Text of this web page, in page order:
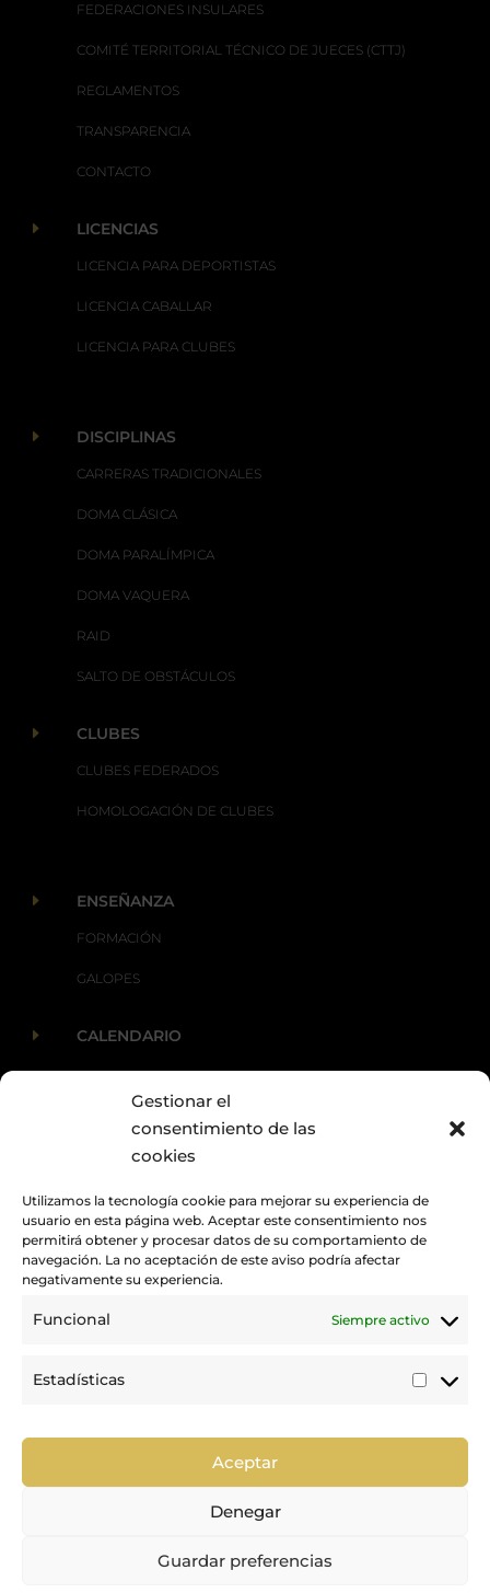
Gestionar el
consentimiento de las
cookies
Utilizamos la tecnología cookie para mejorar su experiencia de
usuario en esta página web. Aceptar este consentimiento nos
permitirá obtener y procesar datos de su comportamiento de
navegación. La no aceptación de este aviso podría afectar
negativamente su experiencia.
Funcional Siempre activo
Estadísticas
Aceptar
Denegar
Guardar preferencias
FEDERACIONES INSULARES
COMITÉ TERRITORIAL TÉCNICO DE JUECES (CTTJ)
REGLAMENTOS
TRANSPARENCIA
CONTACTO
E LICENCIAS
LICENCIA PARA DEPORTISTAS
LICENCIA CABALLAR
LICENCIA PARA CLUBES
E DISCIPLINAS
CARRERAS TRADICIONALES
DOMA CLÁSICA
DOMA PARALÍMPICA
DOMA VAQUERA
RAID
SALTO DE OBSTÁCULOS
E CLUBES
CLUBES FEDERADOS
HOMOLOGACIÓN DE CLUBES
E ENSEÑANZA
FORMACIÓN
GALOPES
E CALENDARIO
ACTUALIDAD
Promovemos y desarrollamos la práctica de la hípica en Canarias.